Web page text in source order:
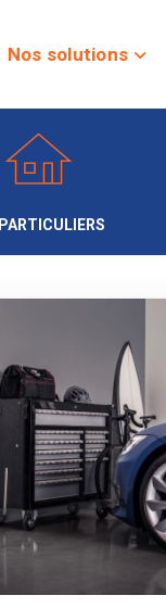
Nos solutions
PARTICULIERS